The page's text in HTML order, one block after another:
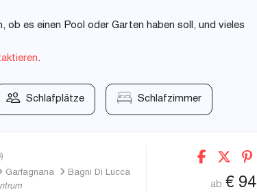
ob es einen Pool oder Garten haben soll, und vieles
.
Schlafplätze Schlafzimmer
Garfagnana
Bagni Di Lucca
ab € 94